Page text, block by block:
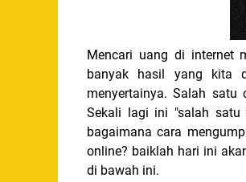
Mencari uang di internet
banyak hasil yang kita
menyertainya. Salah
Sekali lagi ini "salah
bagaimana cara
online? baiklah hari ini
di bawah ini.